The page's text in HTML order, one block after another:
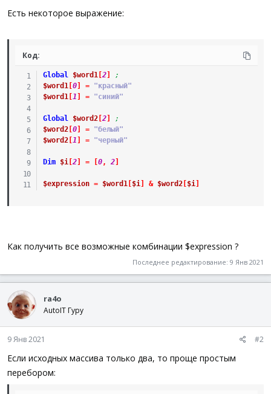
белый
И результат желательно записать в txt в виде 3125 строк. ( 1
вариант на каждую строку)
Подскажите пжл.
Есть некоторое выражение:
Код:
Global $word1[ 2]
;
$word1[ 0] =
"красный"
$word1[ 1 = "синий"
Global $word2[ 2]
;
$word2[ 0] =
"белый"
$word2[ 1 = "черный"
Dim $i[ 2] = 0, 2]
$expression = $word1[ $i] & $word2[ $i]
Как получить все возможные комбинации $expression ?
Последнее редактирование: 9 Янв 2021
ra4o
AutoIT Гуру
9 Янв 2021 #2
Если исходных массива только два, то проще простым
перебором: